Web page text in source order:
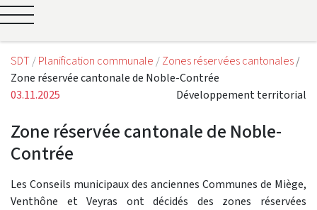
SDT Planification communale
Zones réservées cantonales
Zone réservée cantonale de Noble-Contrée
03.11.2025
Développement territorial
Zone réservée cantonale de Noble-
Contrée
Les Conseils municipaux des anciennes Communes de Miège,
Venthône et Veyras ont décidés des zones réservées